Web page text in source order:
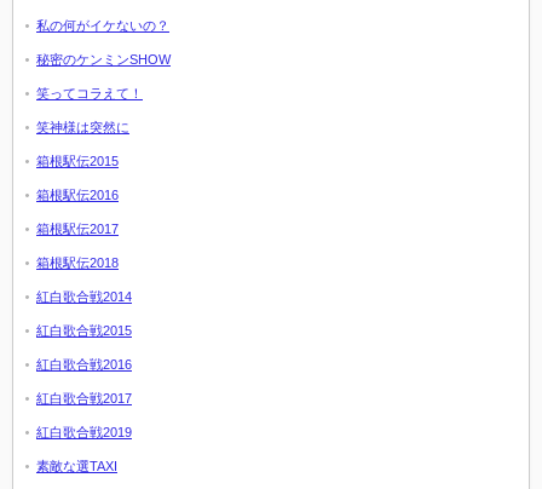
私の何がイケないの？
秘密のケンミンSHOW
笑ってコラえて！
笑神様は突然に
箱根駅伝2015
箱根駅伝2016
箱根駅伝2017
箱根駅伝2018
紅白歌合戦2014
紅白歌合戦2015
紅白歌合戦2016
紅白歌合戦2017
紅白歌合戦2019
素敵な選TAXI